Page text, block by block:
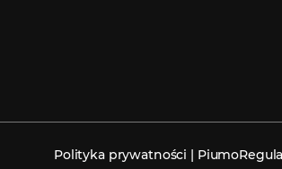
Polityka prywatności | Piumo